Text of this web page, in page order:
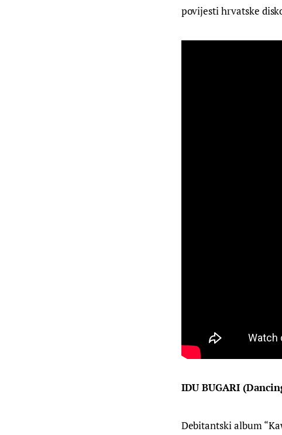
povijesti hrvatske
IDU BUGARI
Debitantski album